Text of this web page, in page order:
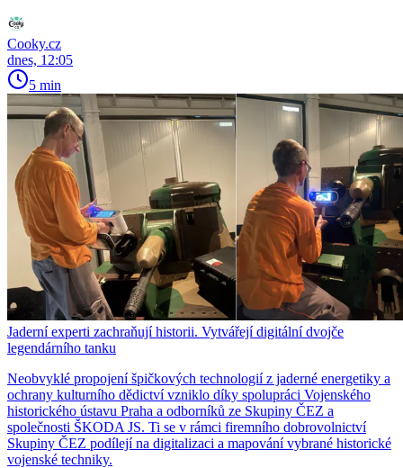
Cooky.cz
dnes, 12:05
5 min
Jaderní experti zachraňují historii. Vytvářejí digitální dvojče
legendárního tanku
Neobvyklé propojení špičkových technologií z jaderné energetiky a
ochrany kulturního dědictví vzniklo díky spolupráci Vojenského
historického ústavu Praha a odborníků ze Skupiny ČEZ a
společnosti ŠKODA JS. Ti se v rámci firemního dobrovolnictví
Skupiny ČEZ podílejí na digitalizaci a mapování vybrané historické
vojenské techniky.